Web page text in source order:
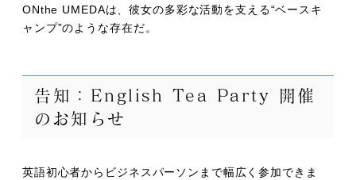
ONthe UMEDAは、彼女の多彩な活動を支える“ベースキ
ャンプ”のような存在だ。
告知：English Tea Party 開催
のお知らせ
英語初心者からビジネスパーソンまで幅広く参加できま